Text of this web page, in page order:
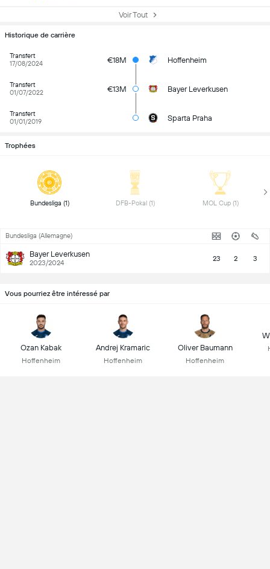
Voir Tout
Historique de carrière
Transfert
17/08/2024
€18M Hoffenheim
Transfert
01/07/2022
€13M Bayer Leverkusen
Transfert
01/01/2019
Sparta Praha
Trophées
Bundesliga (1) DFB-Pokal (1) MOL Cup (1)
Bundesliga (Allemagne)
Bayer Leverkusen
2023/2024 23 2 3
Vous pourriez être intéressé par
Ozan Kabak
Hoffenheim
Andrej Kramaric
Hoffenheim
Oliver Baumann
Hoffenheim